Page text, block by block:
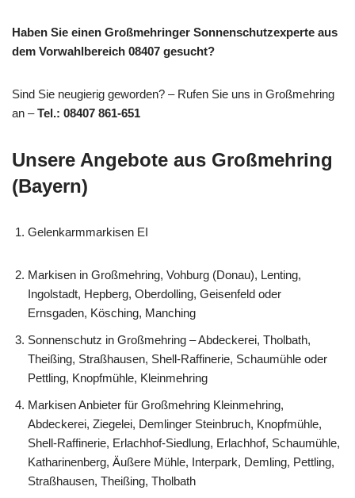
Haben Sie einen Großmehringer Sonnenschutzexperte aus
dem Vorwahlbereich 08407 gesucht?
Sind Sie neugierig geworden? – Rufen Sie uns in Großmehring
an –Tel.: 08407 861-651
Unsere Angebote aus Großmehring
(Bayern)
Gelenkarmmarkisen EI
Markisen in Großmehring, Vohburg (Donau), Lenting,
Ingolstadt, Hepberg, Oberdolling, Geisenfeld oder
Ernsgaden, Kösching, Manching
Sonnenschutz in Großmehring – Abdeckerei, Tholbath,
Theißing, Straßhausen, Shell-Raffinerie, Schaumühle oder
Pettling, Knopfmühle, Kleinmehring
Markisen Anbieter für Großmehring Kleinmehring,
Abdeckerei, Ziegelei, Demlinger Steinbruch, Knopfmühle,
Shell-Raffinerie, Erlachhof-Siedlung, Erlachhof, Schaumühle,
Katharinenberg, Äußere Mühle, Interpark, Demling, Pettling,
Straßhausen, Theißing, Tholbath